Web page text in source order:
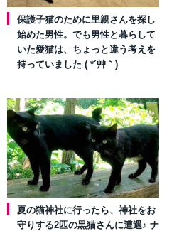
保護子猫のために里親さんを探し
始めた男性。でも男性と暮らして
いた愛猫は、ちょっと違う考えを
持っていました ( *´艸｀)
夏の猫神社に行ったら、神社をお
守りする2匹の黒猫さんに遭遇♪ ナ